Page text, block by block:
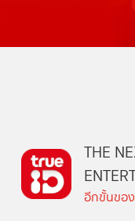
THE
อีกขั้นขอ